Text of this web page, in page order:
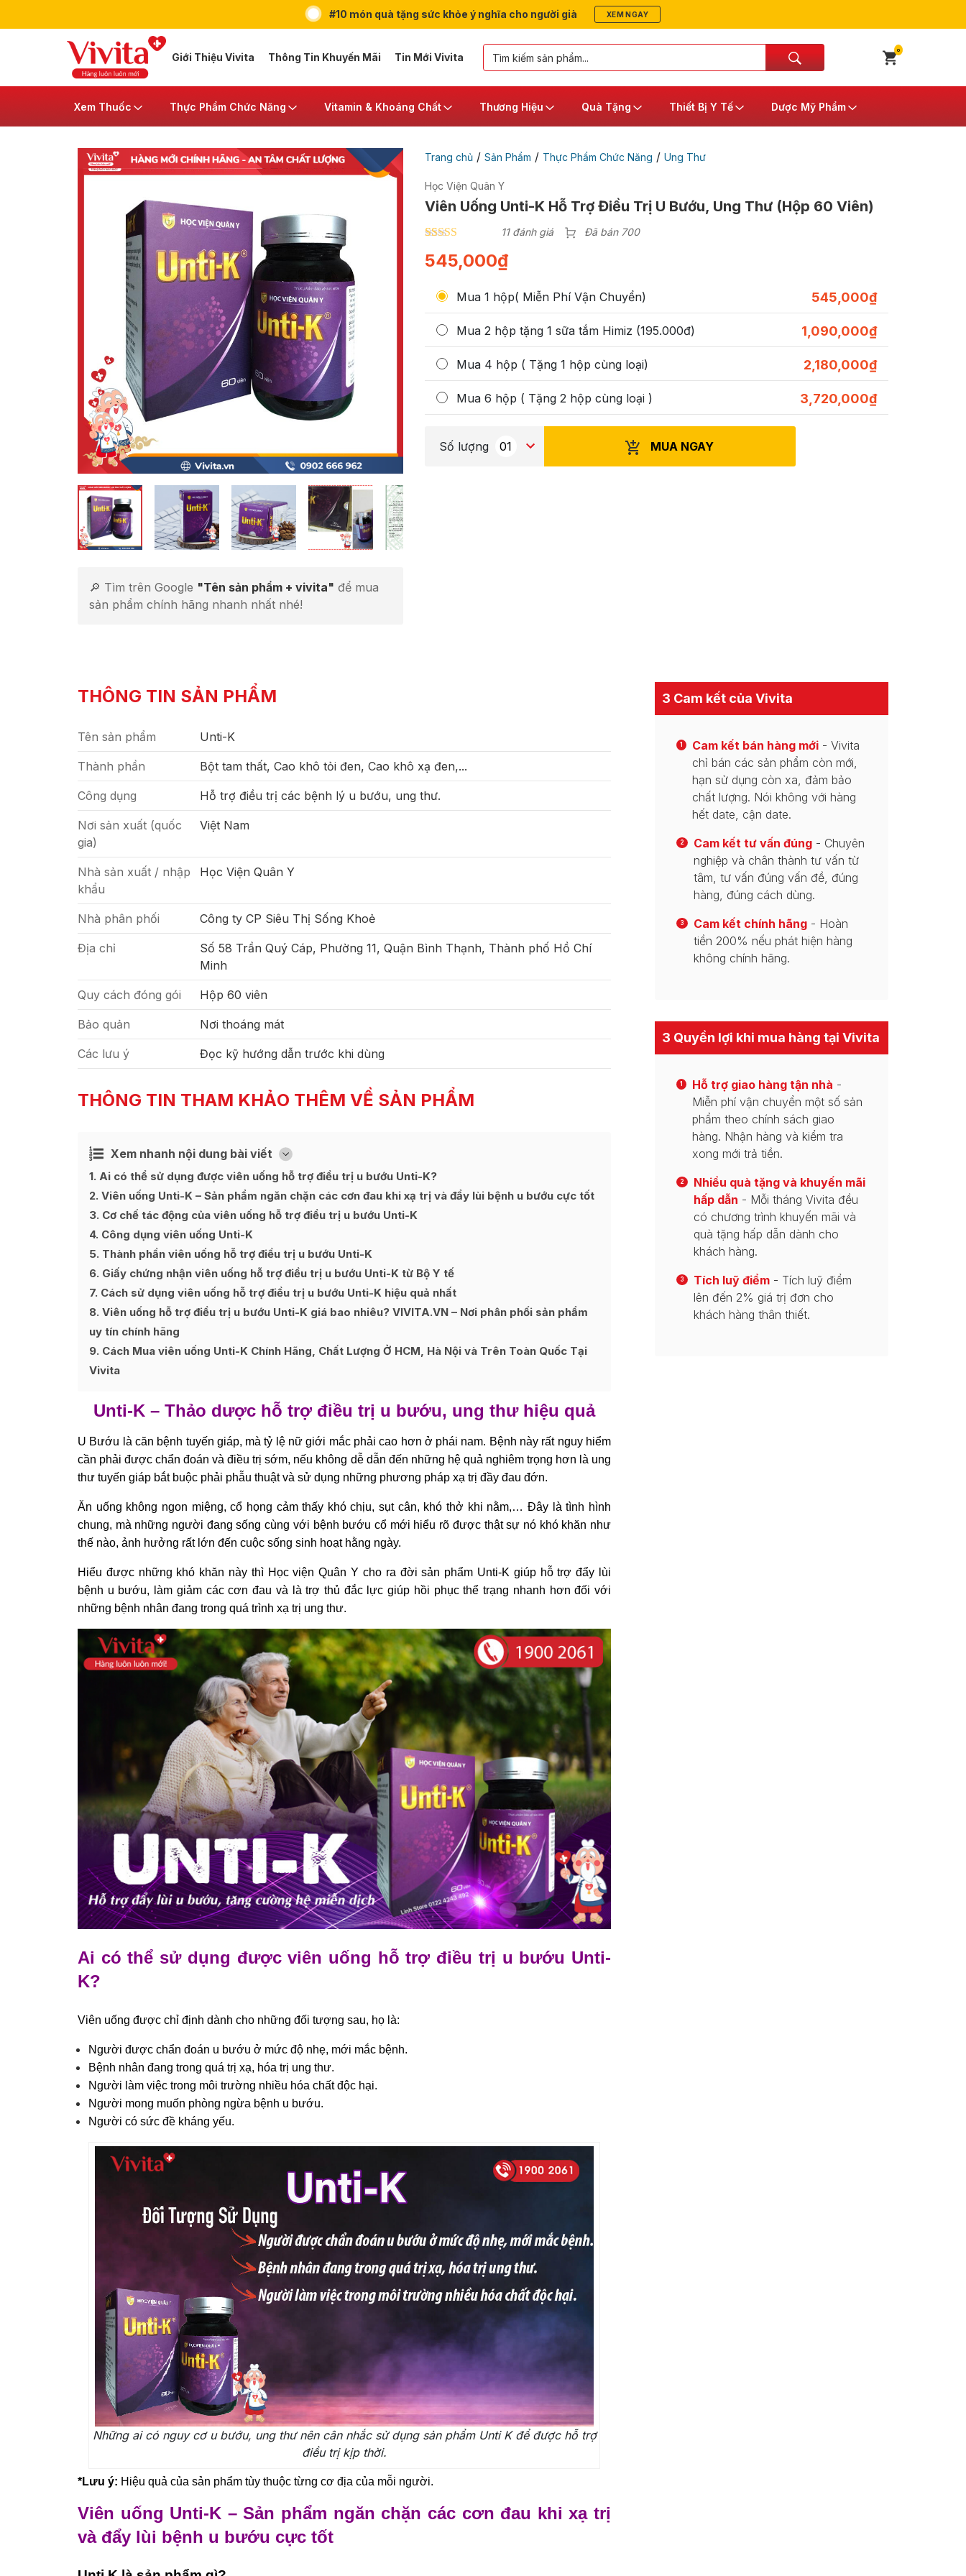
#10 món quà tặng sức khỏe ý nghĩa cho người già XEM NGAY
Giới Thiệu Vivita Thông Tin Khuyến Mãi Tin Mới Vivita
0
Xem Thuốc Thực Phẩm Chức Năng Vitamin & Khoáng Chất Thương Hiệu Quà Tặng Thiết Bị Y Tế Dược Mỹ Phẩm
🔎 Tìm trên Google "Tên sản phẩm + vivita" để mua
sản phẩm chính hãng nhanh nhất nhé!
Trang chủ/ Sản Phẩm / Thực Phẩm Chức Năng / Ung Thư
Học Viện Quân Y
Viên Uống Unti-K Hỗ Trợ Điều Trị U Bướu, Ung Thư (Hộp 60 Viên)
dựa trên
đánh giá
11 đánh giá Đã bán 700
545,000₫
Mua 1 hộp( Miễn Phí Vận Chuyển) 545,000₫
Mua 2 hộp tặng 1 sữa tắm Himiz (195.000đ) 1,090,000₫
Mua 4 hộp ( Tặng 1 hộp cùng loại) 2,180,000₫
Mua 6 hộp ( Tặng 2 hộp cùng loại ) 3,720,000₫
Số lượng MUA NGAY
THÔNG TIN SẢN PHẨM
Tên sản phẩm Unti-K
Thành phần Bột tam thất, Cao khô tỏi đen, Cao khô xạ đen,...
Công dụng Hỗ trợ điều trị các bệnh lý u bướu, ung thư.
Nơi sản xuất (quốc
gia)
Việt Nam
Nhà sản xuất / nhập
khẩu
Học Viện Quân Y
Nhà phân phối Công ty CP Siêu Thị Sống Khoẻ
Địa chỉ
Số 58 Trần Quý Cáp, Phường 11, Quận Bình Thạnh, Thành phố Hồ Chí
Minh
Quy cách đóng gói Hộp 60 viên
Bảo quản Nơi thoáng mát
Các lưu ý Đọc kỹ hướng dẫn trước khi dùng
THÔNG TIN THAM KHẢO THÊM VỀ SẢN PHẨM
Xem nhanh nội dung bài viết [
Ẩn
1 Ai có thể sử dụng được viên uống hỗ trợ điều trị u bướu Unti-K?
2 Viên uống Unti-K – Sản phẩm ngăn chặn các cơn đau khi xạ trị và đẩy lùi bệnh u bướu cực tốt
3 Cơ chế tác động của viên uống hỗ trợ điều trị u bướu Unti-K
4 Công dụng viên uống Unti-K
5 Thành phần viên uống hỗ trợ điều trị u bướu Unti-K
6 Giấy chứng nhận viên uống hỗ trợ điều trị u bướu Unti-K từ Bộ Y tế
7 Cách sử dụng viên uống hỗ trợ điều trị u bướu Unti-K hiệu quả nhất
8 Viên uống hỗ trợ điều trị u bướu Unti-K giá bao nhiêu? VIVITA.VN – Nơi phân phối sản phẩm
uy tín chính hãng
9 Cách Mua viên uống Unti-K Chính Hãng, Chất Lượng Ở HCM, Hà Nội và Trên Toàn Quốc Tại
Vivita
Unti-K – Thảo dược hỗ trợ điều trị u bướu, ung thư hiệu quả
U Bướu là căn bệnh tuyến giáp, mà tỷ lệ nữ giới mắc phải cao hơn ở phái nam. Bệnh này rất nguy hiểm
cần phải được chẩn đoán và điều trị sớm, nếu không dễ dẫn đến những hệ quả nghiêm trọng hơn là ung
thư tuyến giáp bắt buộc phải phẫu thuật và sử dụng những phương pháp xạ trị đầy đau đớn.
Ăn uống không ngon miệng, cổ họng cảm thấy khó chịu, sụt cân, khó thở khi nằm,… Đây là tình hình
chung, mà những người đang sống cùng với bệnh bướu cổ mới hiểu rõ được thật sự nó khó khăn như
thế nào, ảnh hưởng rất lớn đến cuộc sống sinh hoạt hằng ngày.
Hiểu được những khó khăn này thì Học viện Quân Y cho ra đời sản phẩm Unti-K giúp hỗ trợ đẩy lùi
bệnh u bướu, làm giảm các cơn đau và là trợ thủ đắc lực giúp hồi phục thể trạng nhanh hơn đối với
những bệnh nhân đang trong quá trình xạ trị ung thư.
Ai có thể sử dụng được viên uống hỗ trợ điều trị u bướu Unti-
K?
Viên uống được chỉ định dành cho những đối tượng sau, họ là:
Người được chẩn đoán u bướu ở mức độ nhẹ, mới mắc bệnh.
Bệnh nhân đang trong quá trị xạ, hóa trị ung thư.
Người làm việc trong môi trường nhiều hóa chất độc hại.
Người mong muốn phòng ngừa bệnh u bướu.
Người có sức đề kháng yếu.
Những ai có nguy cơ u bướu, ung thư nên cân nhắc sử dụng sản phẩm Unti K để được hỗ trợ
điều trị kịp thời.
*Lưu ý: Hiệu quả của sản phẩm tùy thuộc từng cơ địa của mỗi người.
Viên uống Unti-K – Sản phẩm ngăn chặn các cơn đau khi xạ trị
và đẩy lùi bệnh u bướu cực tốt
3 Cam kết của Vivita
1 Cam kết bán hàng mới - Vivita
chỉ bán các sản phẩm còn mới,
hạn sử dụng còn xa, đảm bảo
chất lượng. Nói không với hàng
hết date, cận date.
2 Cam kết tư vấn đúng - Chuyên
nghiệp và chân thành tư vấn từ
tâm, tư vấn đúng vấn đề, đúng
hàng, đúng cách dùng.
3 Cam kết chính hãng - Hoàn
tiền 200% nếu phát hiện hàng
không chính hãng.
3 Quyền lợi khi mua hàng tại Vivita
1 Hỗ trợ giao hàng tận nhà -
Miễn phí vận chuyển một số sản
phẩm theo chính sách giao
hàng. Nhận hàng và kiểm tra
xong mới trả tiền.
2
Nhiều quà tặng và khuyến mãi
hấp dẫn - Mỗi tháng Vivita đều
có chương trình khuyến mãi và
quà tặng hấp dẫn dành cho
khách hàng.
3 Tích luỹ điểm - Tích luỹ điểm
lên đến 2% giá trị đơn cho
khách hàng thân thiết.